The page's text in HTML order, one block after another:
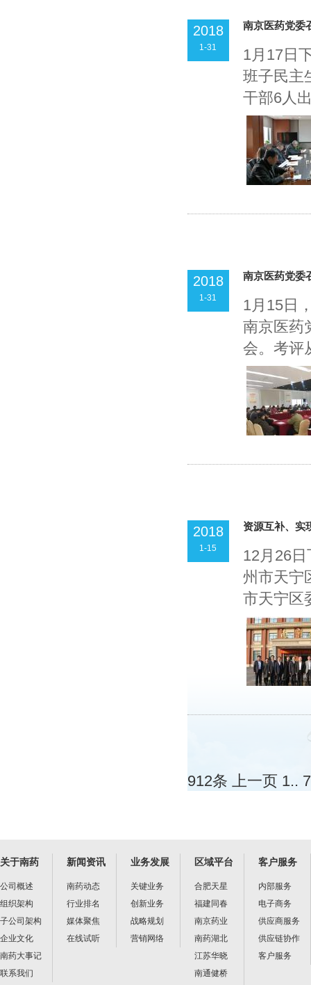
2018
1-31
南京医药党委
1月17日
班子民主
干部6人
2018
1-31
南京医药党委
1月15日
南京医药
会。考评
2018
1-15
资源互补、实
12月26
州市天宁
市天宁区
912条 上一页 1..
关于南药
公司概述
组织架构
子公司架构
企业文化
南药大事记
联系我们
新闻资讯
南药动态
行业排名
媒体聚焦
在线试听
业务发展
关键业务
创新业务
战略规划
营销网络
区域平台
合肥天星
福建同春
南京药业
南药湖北
江苏华晓
南通健桥
客户服务
内部服务
电子商务
供应商服务
供应链协作
客户服务